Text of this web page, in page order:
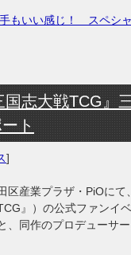
もいい感じ！ スペシ
国志大戦TCG』
ト
]
区産業プラザ・PiOに
』）の公式ファンイ
、同作のプロデューサ